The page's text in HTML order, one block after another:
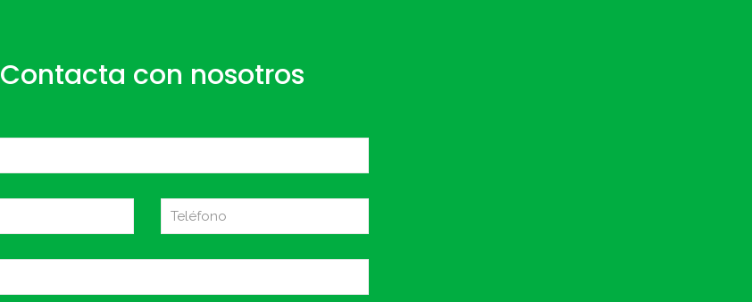
Contacta con nosotros